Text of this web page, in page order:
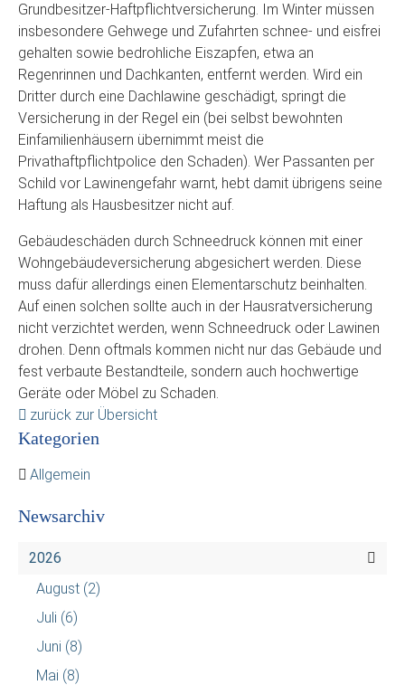
Grundbesitzer-Haftpflichtversicherung. Im Winter müssen
insbesondere Gehwege und Zufahrten schnee- und eisfrei
gehalten sowie bedrohliche Eiszapfen, etwa an
Regenrinnen und Dachkanten, entfernt werden. Wird ein
Dritter durch eine Dachlawine geschädigt, springt die
Versicherung in der Regel ein (bei selbst bewohnten
Einfamilienhäusern übernimmt meist die
Privathaftpflichtpolice den Schaden). Wer Passanten per
Schild vor Lawinengefahr warnt, hebt damit übrigens seine
Haftung als Hausbesitzer nicht auf.
Gebäudeschäden durch Schneedruck können mit einer
Wohngebäudeversicherung abgesichert werden. Diese
muss dafür allerdings einen Elementarschutz beinhalten.
Auf einen solchen sollte auch in der Hausratversicherung
nicht verzichtet werden, wenn Schneedruck oder Lawinen
drohen. Denn oftmals kommen nicht nur das Gebäude und
fest verbaute Bestandteile, sondern auch hochwertige
Geräte oder Möbel zu Schaden.
zurück zur Übersicht
Kategorien
Allgemein
Newsarchiv
2026
August (2)
Juli (6)
Juni (8)
Mai (8)